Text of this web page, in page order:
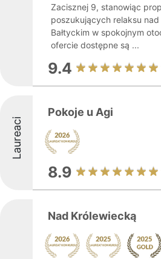
Zacisznej 9, stanowiąc
poszukujących relaksu nad
Bałtyckim w spokojnym
ofercie dostępne są ...
9.4
Laureaci
Pokoje u Agi
8.9
Nad Królewiecką